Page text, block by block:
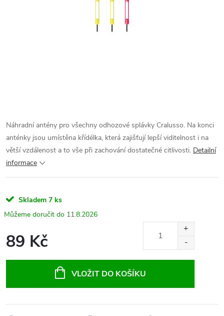
Náhradní antény pro všechny odhozové splávky Cralusso. Na konci
anténky jsou umístěna křídélka, která zajišťují lepší viditelnost i na
větší vzdálenost a to vše při zachování dostatečné citlivosti. Detailní
informace
Skladem 7 ks
11.8.2026
89 Kč
VLOŽIT DO KOŠÍKU